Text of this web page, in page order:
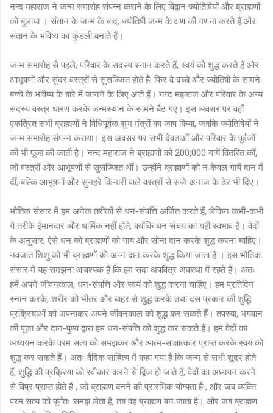
नन्द महाराज ने जन्म समारोह संपन्न कराने के लिए विद्वान ज्योतिषियों और ब्राह्मणों
को बुलाया । संतान के जन्म के बाद, ज्योतिषी जन्म के क्षण की गणना करते हैं और
संतान के भविष्य का कुंडली बनाते हैं।
जन्म समारोह से पहले, परिवार के सदस्य स्नान करते हैं, स्वयं को शुद्ध करते हैं और
आभूषणों और सुंदर वस्त्रों से सुसज्जित होते हैं; फिर वे बच्चे और ज्योतिषी के सामने
बच्चे के भविष्य के बारे में जानने के लिए आते हैं। नन्द महाराज और परिवार के अन्य
सदस्य वस्त्र धारण करके जन्मस्थान के सामने बैठ गए। इस अवसर पर वहाँ
एकत्रित सभी ब्राह्मणों ने विधिपूर्वक शुभ मंत्रों का जाप किया, जबकि ज्योतिषियों ने
जन्म समारोह संपन्न कराया। इस अवसर पर सभी देवताओं और परिवार के पूर्वजों
की भी पूजा की जाती है। नन्द महाराज ने ब्राह्मणों को 200,000 गायें वितरित कीं,
जो वस्त्रों और आभूषणों से सुसज्जित थीं। उन्होंने ब्राह्मणों को न केवल गायें दान में
दीं, बल्कि आभूषणों और सुनहरे किनारी वाले वस्त्रों से सजे अनाज के ढेर भी दिए।
भौतिक संसार में हम अनेक तरीकों से धन-संपत्ति अर्जित करते हैं, लेकिन कभी-कभी
ये तरीके ईमानदार और धार्मिक नहीं होते, क्योंकि धन संचय का यही स्वभाव है। वेदों
के अनुसार, ऐसे धन को ब्राह्मणों को गाय और सोना दान करके शुद्ध करना चाहिए।
नवजात शिशु को भी ब्राह्मणों को अन्न दान करके शुद्ध किया जाता है । इस भौतिक
संसार में यह समझना आवश्यक है कि हम सदा अपवित्र अवस्था में रहते हैं। अतः
हमें अपने जीवनकाल, धन-संपत्ति और स्वयं को शुद्ध करना चाहिए। हम प्रतिदिन
स्नान करके, शरीर को भीतर और बाहर से शुद्ध करके तथा दस प्रकार की शुद्धि
प्रक्रियाओं को अपनाकर अपने जीवनकाल को शुद्ध कर सकते हैं। तपस्या, भगवान
की पूजा और दान-पुण्य द्वारा हम धन-संपत्ति को शुद्ध कर सकते हैं। हम वेदों का
अध्ययन करके परम सत्य को समझकर और आत्म-साक्षात्कार प्राप्त करके स्वयं को
शुद्ध कर सकते हैं। अतः वैदिक साहित्य में कहा गया है कि जन्म से सभी शूद्र होते
हैं, शुद्धि की प्रक्रिया को स्वीकार करने से द्विज हो जाते हैं, वेदों का अध्ययन करने
से विप्र प्राप्त होते हैं , जो ब्राह्मण बनने की प्रारंभिक योग्यता है , और जब व्यक्ति
परम सत्य को पूर्णतः समझ लेता है, तब वह ब्राह्मण बन जाता है। और जब ब्राह्मण